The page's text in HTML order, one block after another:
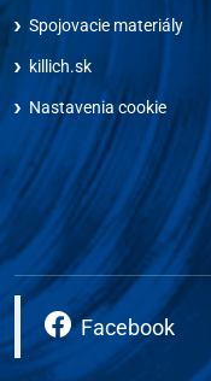
Spojovacie materiály
killich.sk
Nastavenia cookie
Facebook